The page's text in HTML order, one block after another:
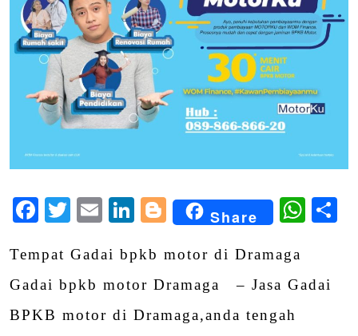
Facebook
Twitter
EmailLinkedIn
Blogger
Share
Tempat Gadai bpkb motor di Dramaga
Gadai bpkb motor Dramaga – Jasa Gadai
BPKB motor di Dramaga,anda tengah